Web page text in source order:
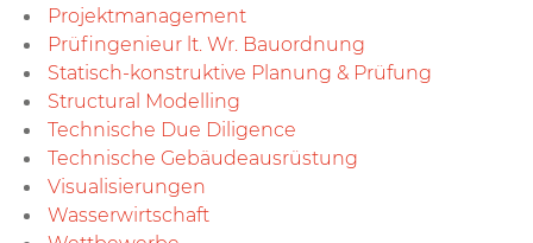
Projekt­management
Prüfingenieur lt. Wr. Bauordnung
Statisch-konstruktive Planung & Prüfung
Structural Modelling
Technische Due Diligence
Technische Gebäude­ausrüstung
Visuali­sierungen
Wasser­wirtschaft